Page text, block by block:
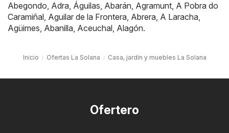
Abegondo, Adra, Águilas, Abarán, Agramunt, A Pobra do
Caramiñal, Aguilar de la Frontera, Abrera, A Laracha,
Agüimes, Abanilla, Aceuchal, Alagón.
Inicio Ofertas La Solana Casa, jardín y muebles La Solana
Ofertero